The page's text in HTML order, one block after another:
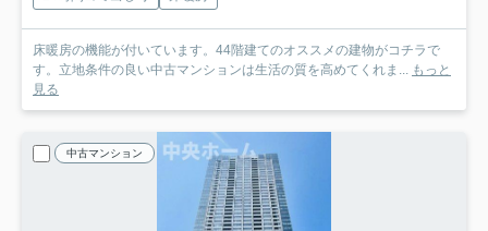
床暖房の機能が付いています。44階建てのオススメの建物がコチラで
す。立地条件の良い中古マンションは生活の質を高めてくれま...
もっと
見る
中古マンション